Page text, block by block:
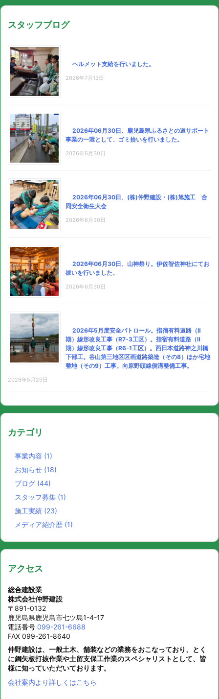
スタッフブログ
ヘルメット支給を行いました。
2026年7月13日
2026年06月30日、鹿児島県ふるさとの道サポート
事業の一環として、ゴミ拾いを行いました。
2026年6月30日
2026年06月30日、(株)仲野建設・(株)旭施工 合
同安全衛生大会
2026年6月30日
2026年06月30日、山神祭り。伊佐智佐神社にてお
祓いを行いました。
2026年6月30日
2026年5月度安全パトロール。指宿有料道路（Ⅱ
期）線形改良工事（R7-3工区）。指宿有料道路（Ⅱ
期）線形改良工事（R6-1工区）。西日本道路神之川橋
下部工。谷山第三地区区画道路築造（その8）ほか宅地
整地（その9）工事。向原野頭線側溝整備工事。
2026年5月29日
カテゴリ
事業内容 (1)
お知らせ (18)
ブログ (44)
スタッフ募集 (1)
施工実績 (23)
メディア紹介歴 (1)
アクセス
総合建設業
株式会社仲野建設
〒891-0132
鹿児島県鹿児島市七ツ島1-4-17
電話番号 099-261-6688
FAX 099-261-8640
仲野建設は、一般土木、舗装などの業務をおこなっており、とく
に鋼矢板打抜作業や土留支保工作業のスペシャリストとして、皆
様に知っていただいております。
会社案内より詳しくはこちら